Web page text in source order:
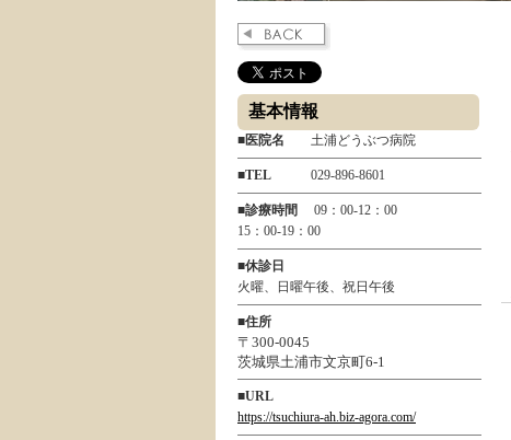
基本情報
■医院名 土浦どうぶつ病院
■TEL 029-896-8601
■診療時間 09：00-12：00
15：00-19：00
■休診日
火曜、日曜午後、祝日午後
■住所
〒300-0045
茨城県土浦市文京町6-1
■URL
https://tsuchiura-ah.biz-agora.com/